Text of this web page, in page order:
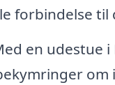
forbindelse
en udestue
om